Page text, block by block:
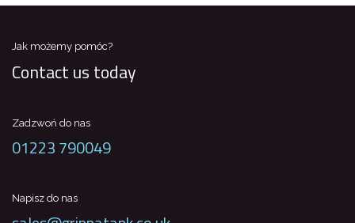
Jak możemy pomóc?
Contact us today
Zadzwoń do nas
01223 790049
Napisz do nas